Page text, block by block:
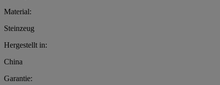
Material:
Steinzeug
Hergestellt in:
China
Garantie: